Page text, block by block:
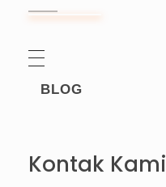
BLOG
Kontak Kami